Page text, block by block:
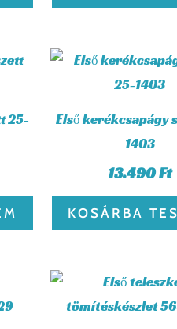
25-
Első kerékcsapágy
1403
13.490Ft
KOSÁRBA